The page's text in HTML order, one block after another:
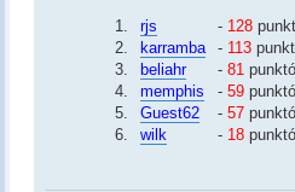
1. rjs - 128
2.
karramba - 113
3.
beliahr -81
4.
memphis -59
5. Guest62 -57
6. wilk - 18